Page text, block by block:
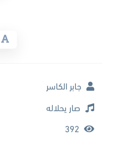
جابر الكاسر
صار يحلاله
392